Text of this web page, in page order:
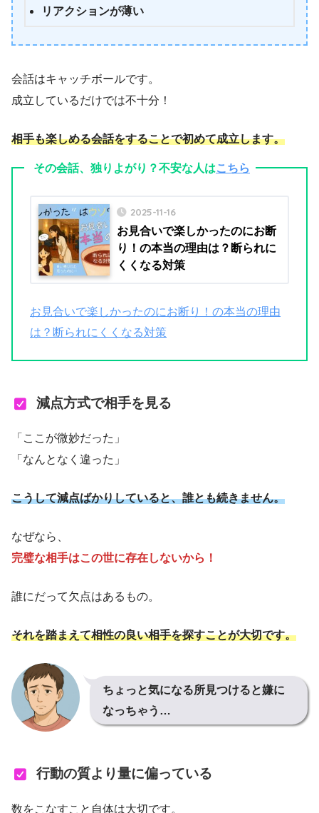
リアクションが薄い
会話はキャッチボールです。
成立しているだけでは不十分！
相手も楽しめる会話をすることで初めて成立します。
その会話、独りよがり？不安な人はこちら
2025-11-16
お見合いで楽しかったのにお断
り！の本当の理由は？断られに
くくなる対策
お見合いで楽しかったのにお断り！の本当の理由
は？断られにくくなる対策
減点方式で相手を見る
「ここが微妙だった」
「なんとなく違った」
こうして減点ばかりしていると、誰とも続きません。
なぜなら、
完璧な相手はこの世に存在しないから！
誰にだって欠点はあるもの。
それを踏まえて相性の良い相手を探すことが大切です。
ちょっと気になる所見つけると嫌に
なっちゃう…
行動の質より量に偏っている
数をこなすこと自体は大切です。